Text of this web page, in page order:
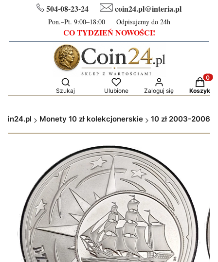
504-08-23-24 coin24.pl@interia.pl
Pon.–Pt. 9:00–18:00 Odpisujemy do 24h
CO TYDZIEŃ NOWOŚCI!
Otwórz wyszukiwarkę
Szukaj Ulubione Zaloguj się Koszyk
Monety 10 zł kolekcjonerskie 10 zł 2003-2006